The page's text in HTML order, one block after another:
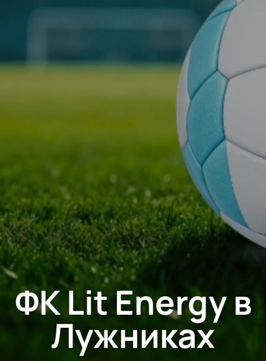
ФК Lit Energy в
Лужниках